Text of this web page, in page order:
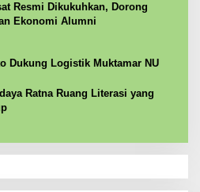
Resmi Dikukuhkan, Dorong
Ekonomi Alumni
Dukung Logistik Muktamar NU
Ratna Ruang Literasi yang